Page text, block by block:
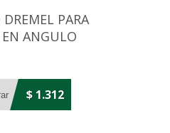
DREMEL PARA
EN ANGULO
$ 1.312